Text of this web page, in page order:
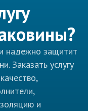
надежно защитит
Заказать услугу
и